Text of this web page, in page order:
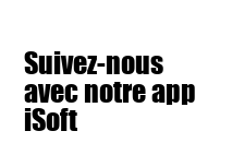
Suivez-nous
avec notre app
iSoft